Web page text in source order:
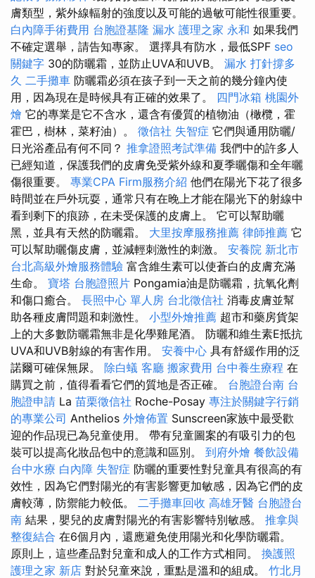
膚類型，紫外線輻射的強度以及可能的過敏可能性很重要。
白內障手術費用 台胞證基隆 漏水 護理之家 永和 如果我們
不確定選舉，請告知專家。 選擇具有防水，最低SPF seo
關鍵字 30的防曬霜，並防止UVA和UVB。 漏水 打針撐多
久 二手攤車 防曬霜必須在孩子到一天之前的幾分鐘內使
用，因為現在是時候具有正確的效果了。 四門冰箱 桃園外
燴 它的專業是它不含水，還含有優質的植物油（橄欖，霍
霍巴，樹林，菜籽油）。 徵信社 失智症 它們與通用防曬/
日光浴產品有何不同？ 推拿證照考試準備 我們中的許多人
已經知道，保護我們的皮膚免受紫外線和夏季曬傷和全年曬
傷很重要。 專業CPA Firm服務介紹 他們在陽光下花了很多
時間並在戶外玩耍，通常只有在晚上才能在陽光下的射線中
看到剩下的痕跡，在未受保護的皮膚上。 它可以幫助曬
黑，並具有天然的防曬霜。 大里按摩服務推薦 律師推薦 它
可以幫助曬傷皮膚，並減輕刺激性的刺激。 安養院 新北市
台北高級外燴服務體驗 富含維生素可以使蒼白的皮膚充滿
生命。 寶塔 台胞證照片 Pongamia油是防曬霜，抗氧化劑
和傷口癒合。 長照中心 單人房 台北徵信社 消毒皮膚並幫
助各種皮膚問題和刺激性。 小型外燴推薦 超市和藥房貨架
上的大多數防曬霜無非是化學雞尾酒。 防曬和維生素E抵抗
UVA和UVB射線的有害作用。 安養中心 具有舒緩作用的泛
諾爾可確保無尿。 除白蟻 客廳 搬家費用 台中養生療程 在
購買之前，值得看看它們的質地是否正確。 台胞證台南 台
胞證申請 La 苗栗徵信社 Roche-Posay 專注於關鍵字行銷
的專業公司 Anthelios 外燴佈置 Sunscreen家族中最受歡
迎的作品現已為兒童使用。 帶有兒童圖案的有吸引力的包
裝可以提高化妝品包中的意識和區別。 到府外燴 餐飲設備
台中水療 白內障 失智症 防曬的重要性對兒童具有很高的有
效性，因為它們對陽光的有害影響更加敏感，因為它們的皮
膚較薄，防禦能力較低。 二手攤車回收 高雄牙醫 台胞證台
南 結果，嬰兒的皮膚對陽光的有害影響特別敏感。 推拿與
整復結合 在6個月內，還應避免使用陽光和化學防曬霜。
原則上，這些產品對兒童和成人的工作方式相同。 換護照
護理之家 新店 對於兒童來說，重點是溫和的組成。 竹北月